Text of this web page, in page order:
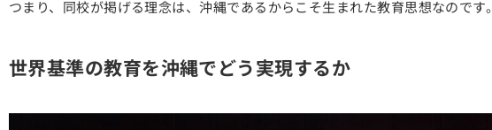
つまり、同校が掲げる理念は、沖縄であるからこそ生まれた教育思想なのです。
世界基準の教育を沖縄でどう実現するか